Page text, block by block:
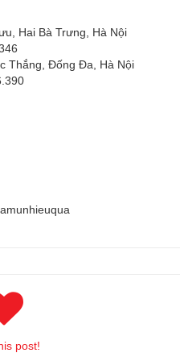
Hai Bà Trưng, Hà Nội
Thắng, Đống Đa, Hà Nội
still scruples Mohan, not
100-101
Zeng Guofan, Shanxi
PDFCisco 100-101 Dumps PDF
post!